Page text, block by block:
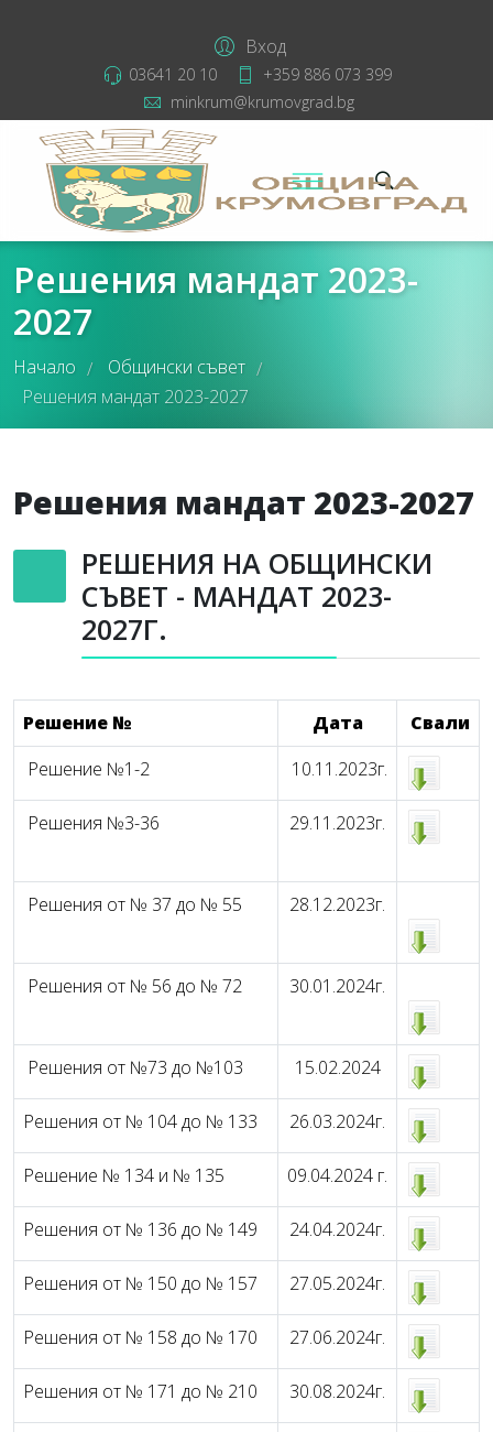
Вход
03641 20 10
+359 886 073 399
minkrum@krumovgrad.bg
Решения мандат 2023-
2027
Начало / Общински съвет /
Решения мандат 2023-2027
Решения мандат 2023-2027
РЕШЕНИЯ НА ОБЩИНСКИ
СЪВЕТ - МАНДАТ 2023-
2027Г.
Решение № Дата
Свали
Решение №1-2
10.11.2023г.
Решения №3-36 29.11.2023г.
Решения от № 37 до № 55 28.12.2023г.
Решения от № 56 до № 72 30.01.2024г.
Решения от №73 до №103 15.02.2024
Решения от № 104 до № 133 26.03.2024г.
Решение № 134 и № 135 09.04.2024 г.
Решения от № 136 до № 149 24.04.2024г.
Решения от № 150 до № 157 27.05.2024г.
Решения от № 158 до № 170 27.06.2024г.
Решения от № 171 до № 210 30.08.2024г.